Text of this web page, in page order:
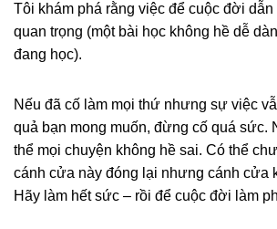
Tôi khám phá rằng việc để cuộc đời dẫn
quan trọng (một bài học không hề dễ
đang học).
Nếu đã cố làm mọi thứ nhưng sự việc
quả bạn mong muốn, đừng cố quá sức.
thể mọi chuyện không hề sai. Có thể
cánh cửa này đóng lại nhưng cánh cửa
Hãy làm hết sức – rồi để cuộc đời làm